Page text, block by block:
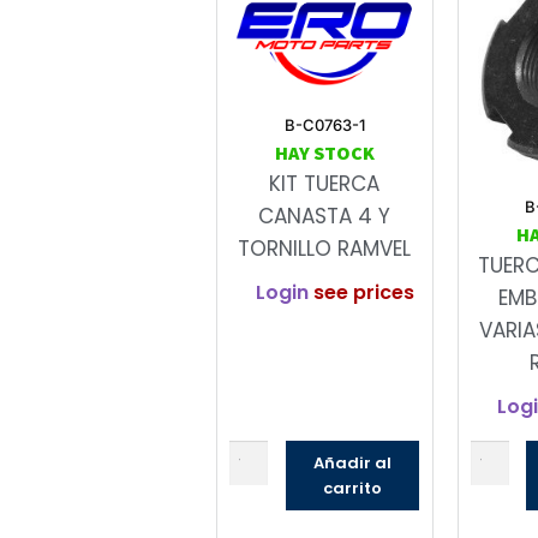
B-C0763-1
HAY STOCK
KIT TUERCA
CANASTA 4 Y
TORNILLO RAMVEL
Login see prices
Añadir al
carrito